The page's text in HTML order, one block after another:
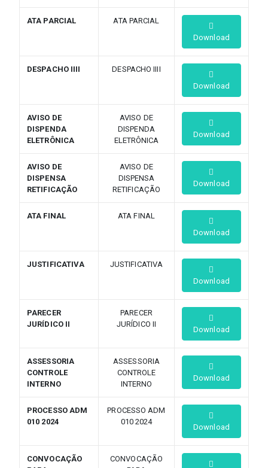
ATA PARCIAL
ATA PARCIAL
Download
DESPACHO IIII
DESPACHO IIII
Download
AVISO DE
DISPENDA
ELETRÔNICA
AVISO DE
DISPENDA
ELETRÔNICA
Download
AVISO DE
DISPENSA
RETIFICAÇÃO
AVISO DE
DISPENSA
RETIFICAÇÃO
Download
ATA FINAL
ATA FINAL
Download
JUSTIFICATIVA
JUSTIFICATIVA
Download
PARECER
JURÍDICO II
PARECER
JURÍDICO II
Download
ASSESSORIA
CONTROLE
INTERNO
ASSESSORIA
CONTROLE
INTERNO
Download
PROCESSO ADM
010 2024
PROCESSO ADM
010 2024
Download
CONVOCAÇÃO
CONVOCAÇÃO